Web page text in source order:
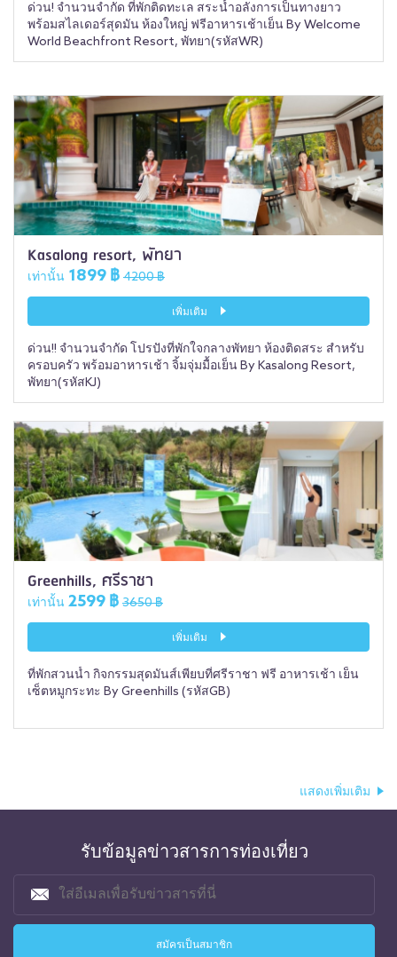
ด่วน! จำนวนจำกัด ที่พักติดทะเล สระน้ำอลังการเป็นทางยาว
พร้อมสไลเดอร์สุดมัน ห้องใหญ่ ฟรีอาหารเช้าเย็น By Welcome
World Beachfront Resort, พัทยา(รหัสWR)
Kasalong resort, พัทยา
เท่านั้น 1899 ฿ 4200 ฿
เพิ่มเติม
ด่วน!! จำนวนจำกัด โปรปังที่พักใจกลางพัทยา ห้องติดสระ สำหรับ
ครอบครัว พร้อมอาหารเช้า จิ้มจุ่มมื้อเย็น By Kasalong Resort,
พัทยา(รหัสKJ)
Greenhills, ศรีราชา
เท่านั้น 2599 ฿ 3650 ฿
เพิ่มเติม
ที่พักสวนน้ำ กิจกรรมสุดมันส์เพียบที่ศรีราชา ฟรี อาหารเช้า เย็น
เซ็ตหมูกระทะ By Greenhills (รหัสGB)
แสดงเพิ่มเติม
รับข้อมูลข่าวสารการท่องเที่ยว